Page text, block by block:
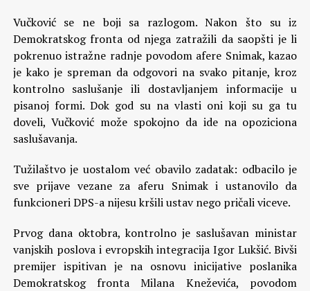
Vučković se ne boji sa razlogom. Nakon što su iz
Demokratskog fronta od njega zatražili da saopšti je li
pokrenuo istražne radnje povodom afere Snimak, kazao
je kako je spreman da odgovori na svako pitanje, kroz
kontrolno saslušanje ili dostavljanjem informacije u
pisanoj formi. Dok god su na vlasti oni koji su ga tu
doveli, Vučković može spokojno da ide na opoziciona
saslušavanja.
Tužilaštvo je uostalom već obavilo zadatak: odbacilo je
sve prijave vezane za aferu Snimak i ustanovilo da
funkcioneri DPS-a nijesu kršili ustav nego pričali viceve.
Prvog dana oktobra, kontrolno je saslušavan ministar
vanjskih poslova i evropskih integracija Igor Lukšić. Bivši
premijer ispitivan je na osnovu inicijative poslanika
Demokratskog fronta Milana Kneževića, povodom